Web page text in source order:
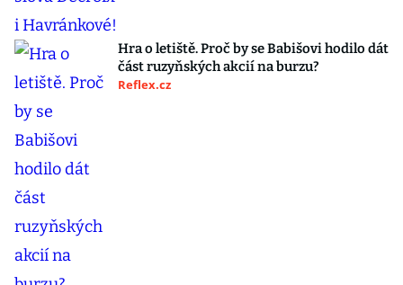
Hra o letiště. Proč by se Babišovi hodilo dát
část ruzyňských akcií na burzu?
Reflex.cz